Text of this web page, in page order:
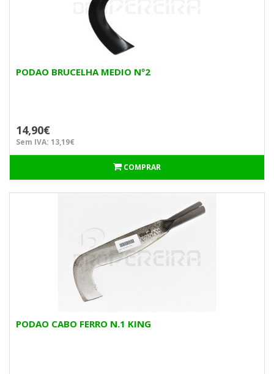
PODAO BRUCELHA MEDIO Nº2
14,90€
Sem IVA: 13,19€
COMPRAR
PODAO CABO FERRO N.1 KING